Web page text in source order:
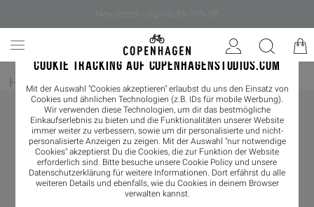
COOKIE TRACKING AUF COPENHAGENSTUDIOS.COM
Mit der Auswahl "Cookies akzeptieren" erlaubst du uns den Einsatz von
Cookies und ähnlichen Technologien (z.B. IDs für mobile Werbung).
Wir verwenden diese Technologien, um dir das bestmögliche
Einkaufserlebnis zu bieten und die Funktionalitäten unserer Website
immer weiter zu verbessern, sowie um dir personalisierte und nicht-
personalisierte Anzeigen zu zeigen. Mit der Auswahl "nur notwendige
Cookies" akzeptierst Du die Cookies, die zur Funktion der Website
erforderlich sind. Bitte besuche unsere Cookie Policy und unsere
Datenschutzerklärung für weitere Informationen. Dort erfährst du alle
weiteren Details und ebenfalls, wie du Cookies in deinem Browser
verwalten kannst.
Home / Damen/ Loafer